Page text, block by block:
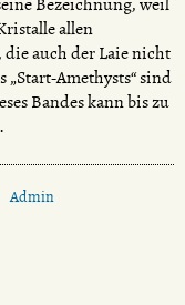
allen
die auch der Laie nicht
„Start-Amethysts“ sind
Bandes kann bis zu
Admin